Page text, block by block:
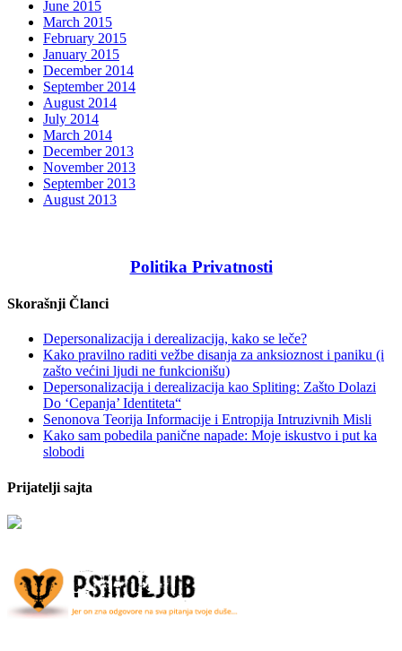
June 2015
March 2015
February 2015
January 2015
December 2014
September 2014
August 2014
July 2014
March 2014
December 2013
November 2013
September 2013
August 2013
Politika Privatnosti
Skorašnji Članci
Depersonalizacija i derealizacija, kako se leče?
Kako pravilno raditi vežbe disanja za anksioznost i paniku (i
zašto većini ljudi ne funkcionišu)
Depersonalizacija i derealizacija kao Spliting: Zašto Dolazi
Do ‘Cepanja’ Identiteta“
Senonova Teorija Informacije i Entropija Intruzivnih Misli
Kako sam pobedila panične napade: Moje iskustvo i put ka
slobodi
Prijatelji sajta